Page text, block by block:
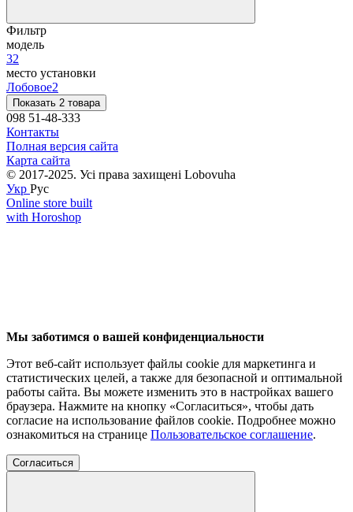
Фильтр
модель
32
место установки
Лобовое2
Показать 2 товара
098 51-48-333
Контакты
Полная версия сайта
Карта сайта
© 2017-2025. Усі права захищені Lobovuha
Укр Рус
Online store built
with Horoshop
Мы заботимся о вашей конфиденциальности
Этот веб-сайт использует файлы cookie для маркетинга и
статистических целей, а также для безопасной и оптимальной
работы сайта. Вы можете изменить это в настройках вашего
браузера. Нажмите на кнопку «Согласиться», чтобы дать
согласие на использование файлов cookie. Подробнее можно
ознакомиться на странице Пользовательское соглашение.
Согласиться